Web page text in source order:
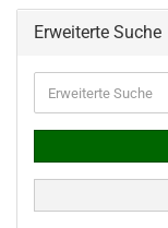
Erweiterte Suche
Suche